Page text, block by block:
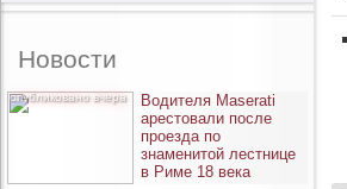
Новости
опубликовано вчера
Водителя Maserati
арестовали после
проезда по
знаменитой лестнице
в Риме 18 века